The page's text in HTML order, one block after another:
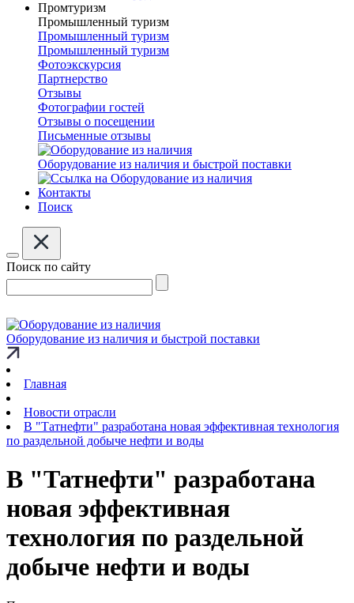
Промтуризм
Промышленный туризм
Промышленный туризм
Промышленный туризм
Фотоэкскурсия
Партнерство
Отзывы
Фотографии гостей
Отзывы о посещении
Письменные отзывы
Оборудование из наличия и быстрой поставки
Контакты
Поиск
Поиск по сайту
Оборудование из наличия и быстрой поставки
Главная
Новости отрасли
В "Татнефти" разработана новая эффективная технология
по раздельной добыче нефти и воды
В "Татнефти" разработана
новая эффективная
технология по раздельной
добыче нефти и воды